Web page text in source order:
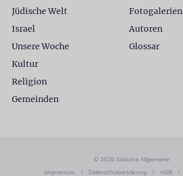
Jüdische Welt
Israel
Unsere Woche
Kultur
Religion
Gemeinden
Fotogalerien
Autoren
Glossar
© 2026 Jüdische Allgemeine
Impressum
/ Datenschutzerklärung / AGB /